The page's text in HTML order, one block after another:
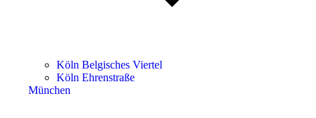
Köln Belgisches Viertel
Köln Ehrenstraße
München